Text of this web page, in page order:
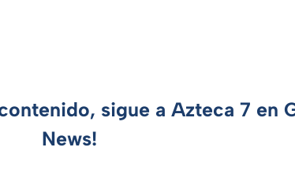
sigue a Azteca 7 en
News!